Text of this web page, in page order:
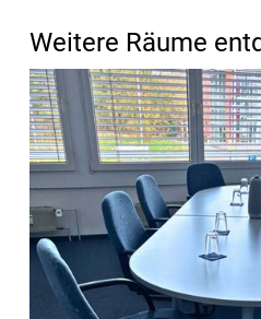
Weitere Räume